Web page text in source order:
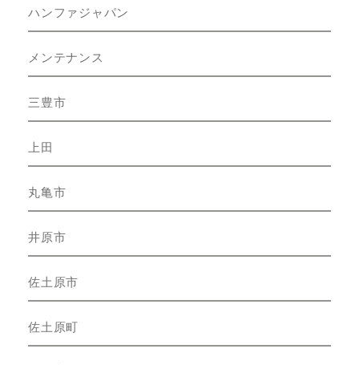
ハンファジャパン
メンテナンス
三豊市
上田
丸亀市
井原市
佐土原市
佐土原町